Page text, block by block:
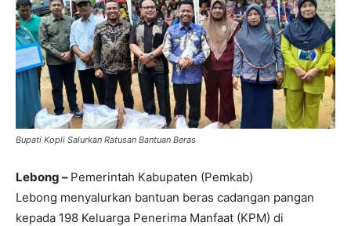
Bupati Kopli Salurkan Ratusan Bantuan Beras
Lebong – Pemerintah Kabupaten (Pemkab)
Lebong menyalurkan bantuan beras cadangan pangan
kepada 198 Keluarga Penerima Manfaat (KPM) di